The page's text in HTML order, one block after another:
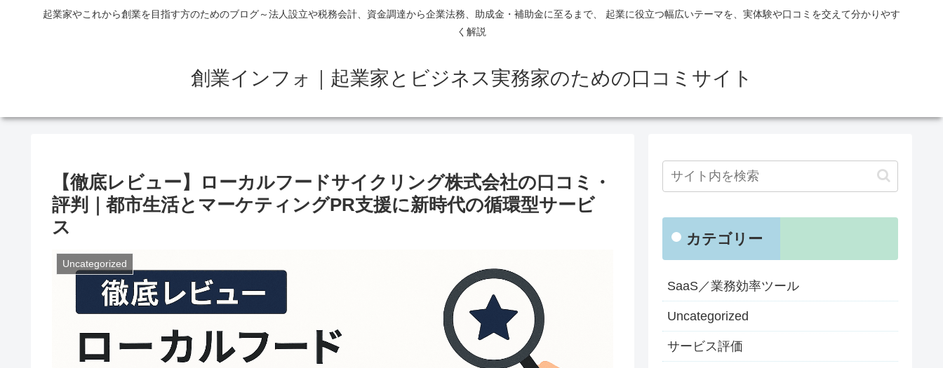
起業家やこれから創業を目指す方のためのブログ～法人設立や税務会計、資金調達から企業法務、助成金・補助金に至るまで、 起業に役立つ幅広いテーマを、実体験や口コミを交えて分かりやす
く解説
創業インフォ｜起業家とビジネス実務家のための口コミサイト
【徹底レビュー】ローカルフードサイクリング株式会社の口コミ・
評判｜都市生活とマーケティングPR支援に新時代の循環型サービ
ス
Uncategorized
カテゴリー
SaaS／業務効率ツール
Uncategorized
サービス評価